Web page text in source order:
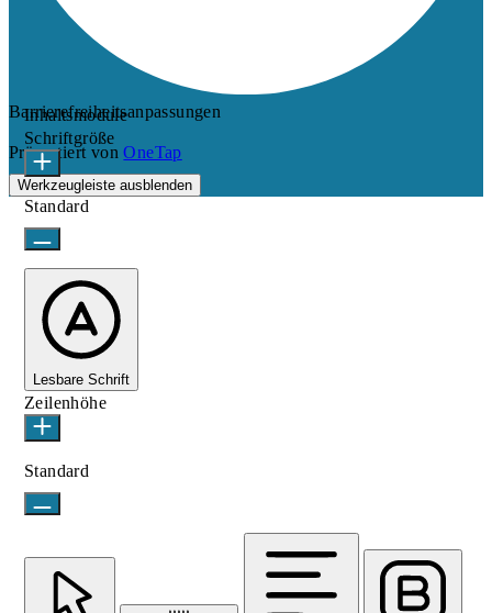
Barrierefreiheitsanpassungen
Präsentiert vonOneTap
Werkzeugleiste ausblenden
Inhaltsmodule
Schriftgröße
Standard
Lesbare Schrift
Zeilenhöhe
Standard